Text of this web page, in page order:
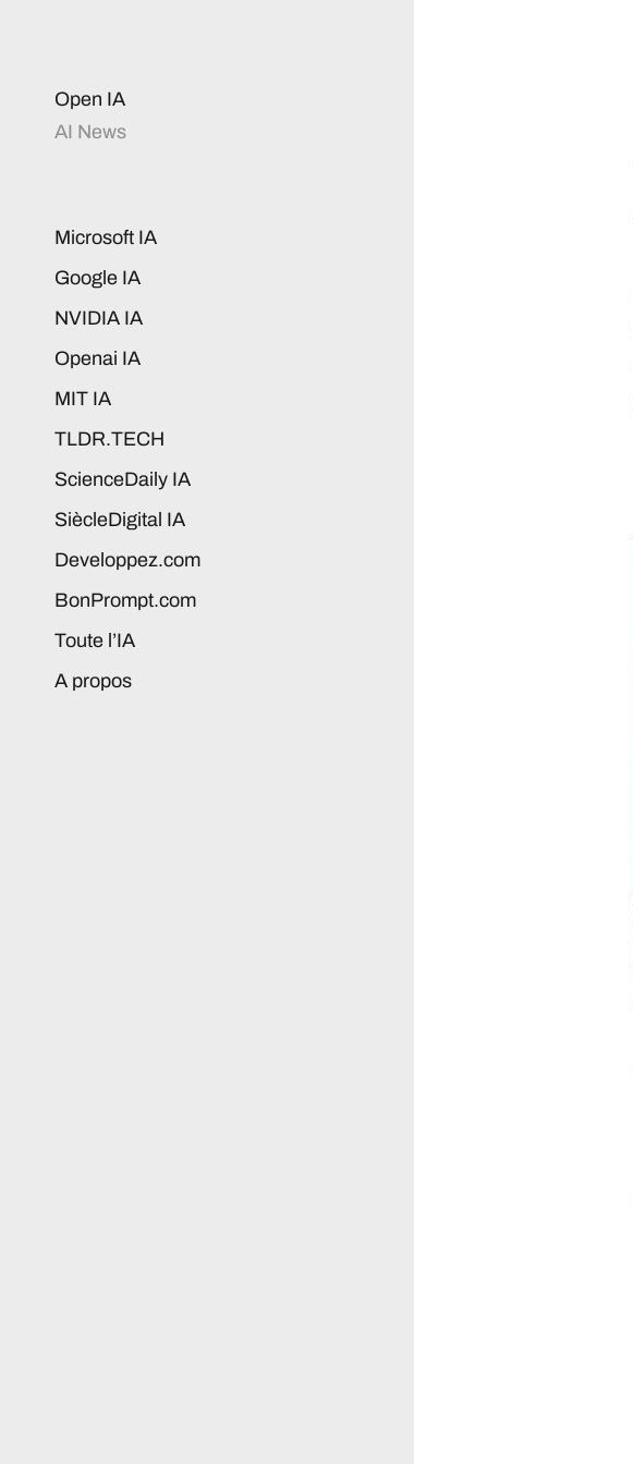
Open IA
AI News
Microsoft IA
Google IA
NVIDIA IA
Openai IA
MIT IA
TLDR.TECH
ScienceDaily IA
SiècleDigital IA
Developpez.com
BonPrompt.com
Toute l’IA
A propos